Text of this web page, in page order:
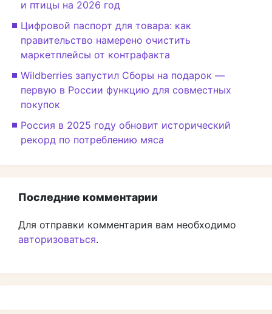
и птицы на 2026 год
Цифровой паспорт для товара: как
правительство намерено очистить
маркетплейсы от контрафакта
Wildberries запустил Сборы на подарок —
первую в России функцию для совместных
покупок
Россия в 2025 году обновит исторический
рекорд по потреблению мяса
Последние комментарии
Для отправки комментария вам необходимо
авторизоваться.